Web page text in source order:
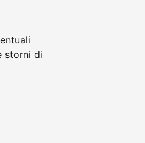
storni di